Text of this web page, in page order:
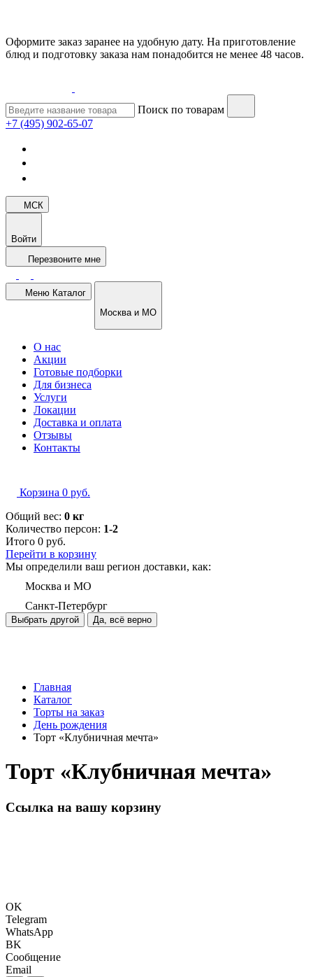
Оформите заказ заранее на удобную дату. На приготовление
блюд и подготовку заказа нам понадобится не менее 48 часов.
Поиск по товарам
+7 (495) 902-65-07
МСК
Войти
Перезвоните мне
Меню Каталог
Москва и МО
О нас
Акции
Готовые подборки
Для бизнеса
Услуги
Локации
Доставка и оплата
Отзывы
Контакты
Корзина 0 руб.
Общий вес: 0 кг
Количество персон: 1-2
Итого 0 руб.
Перейти в корзину
Мы определили ваш регион доставки, как:
Москва и МО
Санкт-Петербург
Выбрать другой Да, всё верно
Главная
Каталог
Торты на заказ
День рождения
Торт «Клубничная мечта»
Торт «Клубничная мечта»
Ссылка на вашу корзину
OK
Telegram
WhatsApp
BK
Сообщение
Email